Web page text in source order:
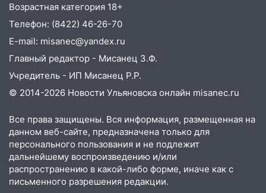
03:00 День скрытых ловушек и
внезапных подарков судьбы: гороскоп
09.08.2026
21:58 В Ульяновске около «нового»
моста утопили автомобиль «Вольво»
области: разгул стихии, поиски
человека на Волге и транспортный
коллапс
19:43 Из-за ураганного ветра упали
деревья в парке «Победы»
Возрастная категория 18+
Телефон: (8422) 46-26-70
E-mail: misanec@yandex.ru
Главный редактор - Мисанец З.Ф.
Учредитель - ИП Мисанец Р.Р.
© 2014-2026 Новости Ульяновска онлайн misanec.ru
Все права защищены. Вся информация, размещенная на
данном веб-сайте, предназначена только для
персонального пользования и не подлежит
дальнейшему воспроизведению и/или
распространению в какой-либо форме, иначе как с
письменного разрешения редакции.